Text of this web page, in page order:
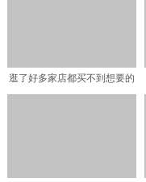
逛了好多家店都买不到想要的